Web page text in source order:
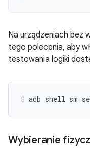
Na urządzeniach bez
tego polecenia, aby
testowania logiki
Wybieranie